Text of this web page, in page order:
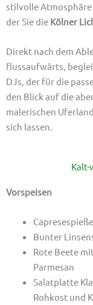
stilvolle
der Sie die Kölner
Direkt nach dem
flussaufwärts,
DJs, der für die
den Blick auf die
malerischen
sich lassen.
Kalt-
Vorspeisen
Bunter
Rote Beete
Parmesan
Salatplatte
Rohkost und